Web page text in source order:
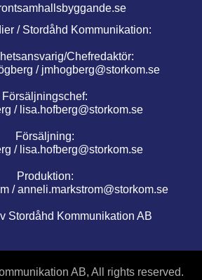
/ Stordåhd Kommunikation:
Chefredaktör:
/ jmhogberg@storkom.se
Försäljningschef:
/ lisa.hofberg@storkom.se
Försäljning:
/ lisa.hofberg@storkom.se
Produktion:
/anneli.markstrom@storkom.se
Stordåhd Kommunikation AB
AB, All rights reserved.